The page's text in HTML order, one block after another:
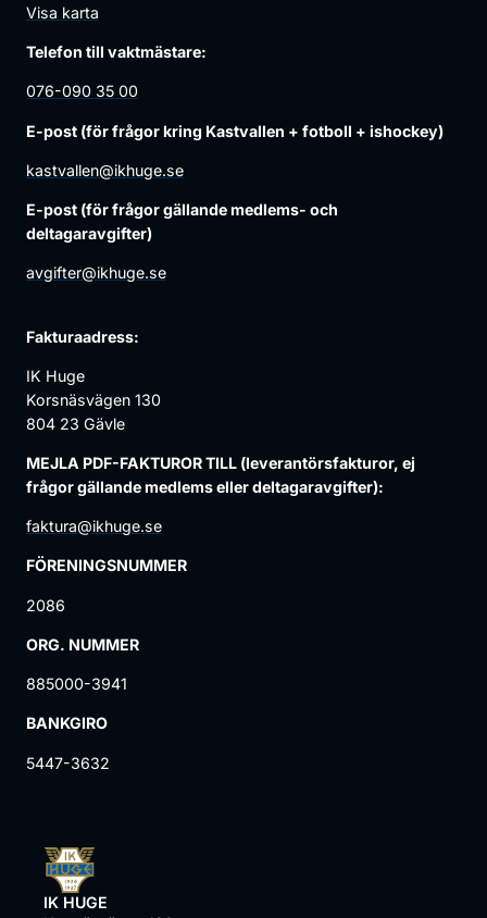
Visa karta
Telefon till vaktmästare:
076-090 35 00
E-post (för frågor kring Kastvallen + fotboll + ishockey)
kastvallen@ikhuge.se
E-post (för frågor gällande medlems- och
deltagaravgifter)
avgifter@ikhuge.se
Fakturaadress:
IK Huge
Korsnäsvägen 130
804 23 Gävle
MEJLA PDF-FAKTUROR TILL (leverantörsfakturor, ej
frågor gällande medlems eller deltagaravgifter):
faktura@ikhuge.se
FÖRENINGSNUMMER
2086
ORG. NUMMER
885000-3941
BANKGIRO
5447-3632
IK HUGE